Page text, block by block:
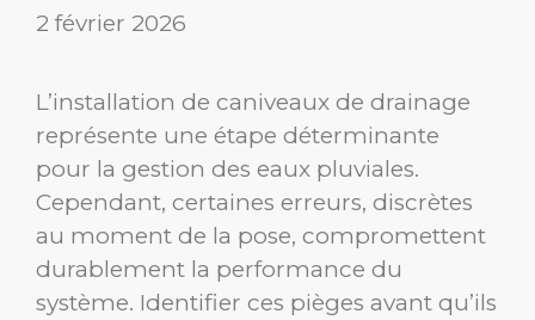
2 février 2026
L’installation de caniveaux de drainage
représente une étape déterminante
pour la gestion des eaux pluviales.
Cependant, certaines erreurs, discrètes
au moment de la pose, compromettent
durablement la performance du
système. Identifier ces pièges avant qu’ils